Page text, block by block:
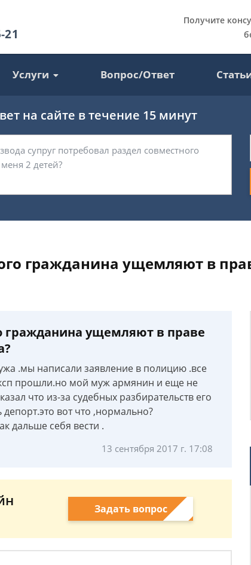
21
Получите
Услуги Вопрос/Ответ
на сайте в течение 15 минут
гражданина ущемляют в
гражданина ущемляют в праве
.мы написали заявление в полицию .все
прошли.но мой муж армянин и еще не
что из-за судебных разбирательств его
вот что ,нормально?
дальше себя вести .
13 сентября 2017 г. 17:08
Задать вопрос